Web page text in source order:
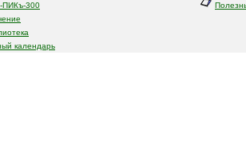
ПИКъ-300
календарь